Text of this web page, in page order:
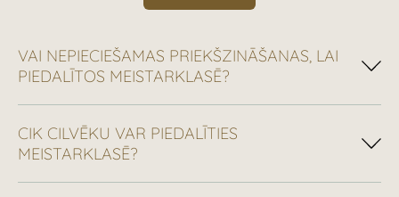
VAI NEPIECIEŠAMAS PRIEKŠZINĀŠANAS, LAI
PIEDALĪTOS MEISTARKLASĒ?
CIK CILVĒKU VAR PIEDALĪTIES
MEISTARKLASĒ?